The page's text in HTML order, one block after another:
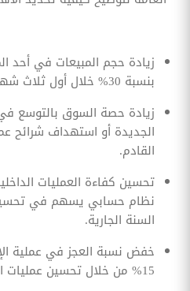
زيادة حجم المبيعات في أحد
بنسبة 30% خلال أول ثلاث شهور من العام القادم.
زيادة حصة السوق بالتوسع
الجديدة أو استهداف شرائح
القادم.
تحسين كفاءة العمليات
نظام حسابي يسهم في
السنة الجارية.
خفض نسبة العجز في عملية
15% من خلال تحسين عمليات التصنيع والتوريد.